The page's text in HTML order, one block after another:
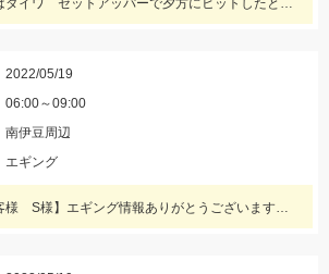
ヒットルアーはダイワ セットアッパーで夕方にヒットしたとのことです。83ｃｍ5ｋｇのナイスサイズでした！情報提供ありがとうございます！
2022/05/19
06:00～09:00
南伊豆周辺
エギング
【当店常連お客様 S様】エギング情報ありがとうございます。 朝マヅメの時間帯３杯立て続けに、1.8㌔・800ｇ・900ｇが釣れました！ 1.8㌔のヒットエギは【エギ王Ｋ3.5号 黒潮ＳＰ マッスルファイト】